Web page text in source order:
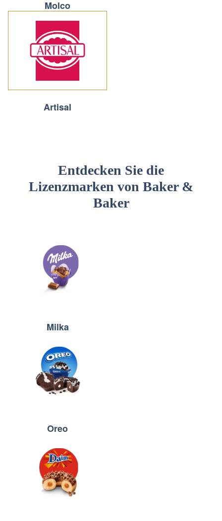
Molco
Artisal
Entdecken Sie die
Lizenzmarken von Baker &
Baker
Milka
Oreo